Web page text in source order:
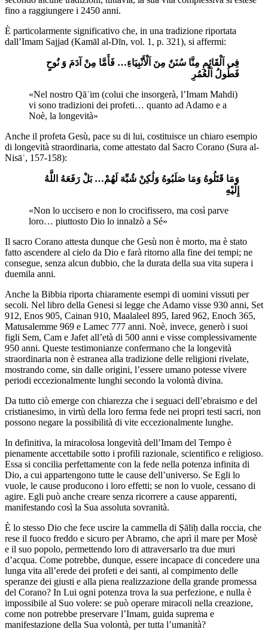
fino a raggiungere i 2450 anni.
È particolarmente significativo che, in una tradizione riportata
dall’Imam Sajjad (Kamāl al-Dīn, vol. 1, p. 321), si affermi:
فِی اَلْقَائِمِ مِنَّا سُنَنٌ مِنَ اَلْأَنْبِیَاءِ… فَأَمَّا مِنْ آدَمَ وَ نُوحٍ
فَطُولُ اَلْعُمُرِ
«Nel nostro Qāʾim (colui che insorgerà, l’Imam Mahdi)
vi sono tradizioni dei profeti… quanto ad Adamo e a
Noè, la longevità»
Anche il profeta Gesù, pace su di lui, costituisce un chiaro esempio
di longevità straordinaria, come attestato dal Sacro Corano (Sura al-
Nisāʾ, 157-158):
وَمَا قَتَلُوهُ وَمَا صَلَبُوهُ وَلَٰکِنْ شُبِّهَ لَهُمْ… بَلْ رَفَعَهُ اللَّهُ
إِلَیْهِ
«Non lo uccisero e non lo crocifissero, ma così parve
loro… piuttosto Dio lo innalzò a Sé»
Il sacro Corano attesta dunque che Gesù non è morto, ma è stato
fatto ascendere al cielo da Dio e farà ritorno alla fine dei tempi; ne
consegue, senza alcun dubbio, che la durata della sua vita supera i
duemila anni.
Anche la Bibbia riporta chiaramente esempi di uomini vissuti per
secoli. Nel libro della Genesi si legge che Adamo visse 930 anni, Set
912, Enos 905, Cainan 910, Maalaleel 895, Iared 962, Enoch 365,
Matusalemme 969 e Lamec 777 anni. Noè, invece, generò i suoi
figli Sem, Cam e Jafet all’età di 500 anni e visse complessivamente
950 anni. Queste testimonianze confermano che la longevità
straordinaria non è estranea alla tradizione delle religioni rivelate,
mostrando come, sin dalle origini, l’essere umano potesse vivere
periodi eccezionalmente lunghi secondo la volontà divina.
Da tutto ciò emerge con chiarezza che i seguaci dell’ebraismo e del
cristianesimo, in virtù della loro ferma fede nei propri testi sacri, non
possono negare la possibilità di vite eccezionalmente lunghe.
In definitiva, la miracolosa longevità dell’Imam del Tempo è
pienamente accettabile sotto i profili razionale, scientifico e religioso.
Essa si concilia perfettamente con la fede nella potenza infinita di
Dio, a cui appartengono tutte le cause dell’universo. Se Egli lo
vuole, le cause producono i loro effetti; se non lo vuole, cessano di
agire. Egli può anche creare senza ricorrere a cause apparenti,
manifestando così la Sua assoluta sovranità.
È lo stesso Dio che fece uscire la cammella di Ṣāliḥ dalla roccia, che
rese il fuoco freddo e sicuro per Abramo, che aprì il mare per Mosè
e il suo popolo, permettendo loro di attraversarlo tra due muri
d’acqua. Come potrebbe, dunque, essere incapace di concedere una
lunga vita all’erede dei profeti e dei santi, al compimento delle
speranze dei giusti e alla piena realizzazione della grande promessa
del Corano? In Lui ogni potenza trova la sua perfezione, e nulla è
impossibile al Suo volere: se può operare miracoli nella creazione,
come non potrebbe preservare l’Imam, guida suprema e
manifestazione della Sua volontà, per tutta l’umanità?